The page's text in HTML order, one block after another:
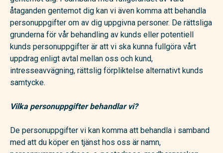
åtaganden gentemot dig kan vi även komma att behandla
personuppgifter om av dig uppgivna personer. De rättsliga
grunderna för vår behandling av kunds eller potentiell
kunds personuppgifter är att vi ska kunna fullgöra vårt
uppdrag enligt avtal mellan oss och kund,
intresseavvägning, rättslig förpliktelse alternativt kunds
samtycke.
Vilka personuppgifter behandlar vi?
De personuppgifter vi kan komma att behandla i samband
med att du köper en tjänst hos oss är namn,